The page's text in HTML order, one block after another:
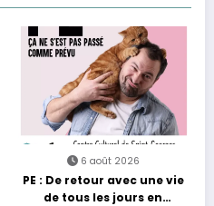
6 août 2026
PE : De retour avec une vie
de tous les jours en